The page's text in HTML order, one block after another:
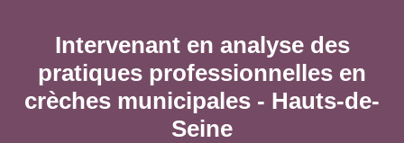
Intervenant en analyse des
pratiques professionnelles en
crèches municipales - Hauts-de-
Seine